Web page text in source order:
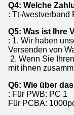
Q4: Welche
: Tt-/westverband
Q5: Was ist Ihre
: 1. Wir haben
Versenden von
2. Wenn Sie
mit ihnen
Q6: Wie über
: Für PWB: PC 1
Für PCBA: